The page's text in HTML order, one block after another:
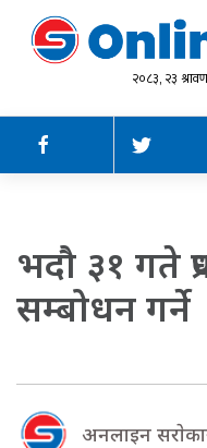
२०८३, २३
भदौ ३१ गते
सम्बोधन गर्ने
अनलाइन